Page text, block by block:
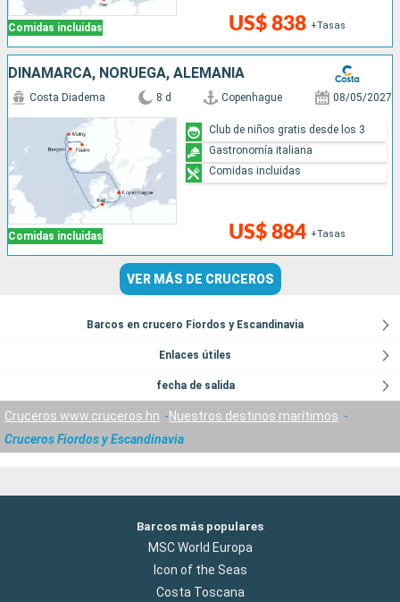
Comidas incluidas US$ 838 +Tasas
DINAMARCA, NORUEGA, ALEMANIA
Comidas incluidas
Costa Diadema 8 d Copenhague 08/05/2027
US$ 884 +Tasas
Club de niños gratis desde los 3
Gastronomía italiana
Comidas incluidas
VER MÁS DE CRUCEROS
Barcos en crucero Fiordos y Escandinavia
Enlaces útiles
fecha de salida
Cruceros www.cruceros.hn
Nuestros destinos marítimos
Cruceros Fiordos y Escandinavia
Barcos más populares
MSC World Europa
Icon of the Seas
Costa Toscana